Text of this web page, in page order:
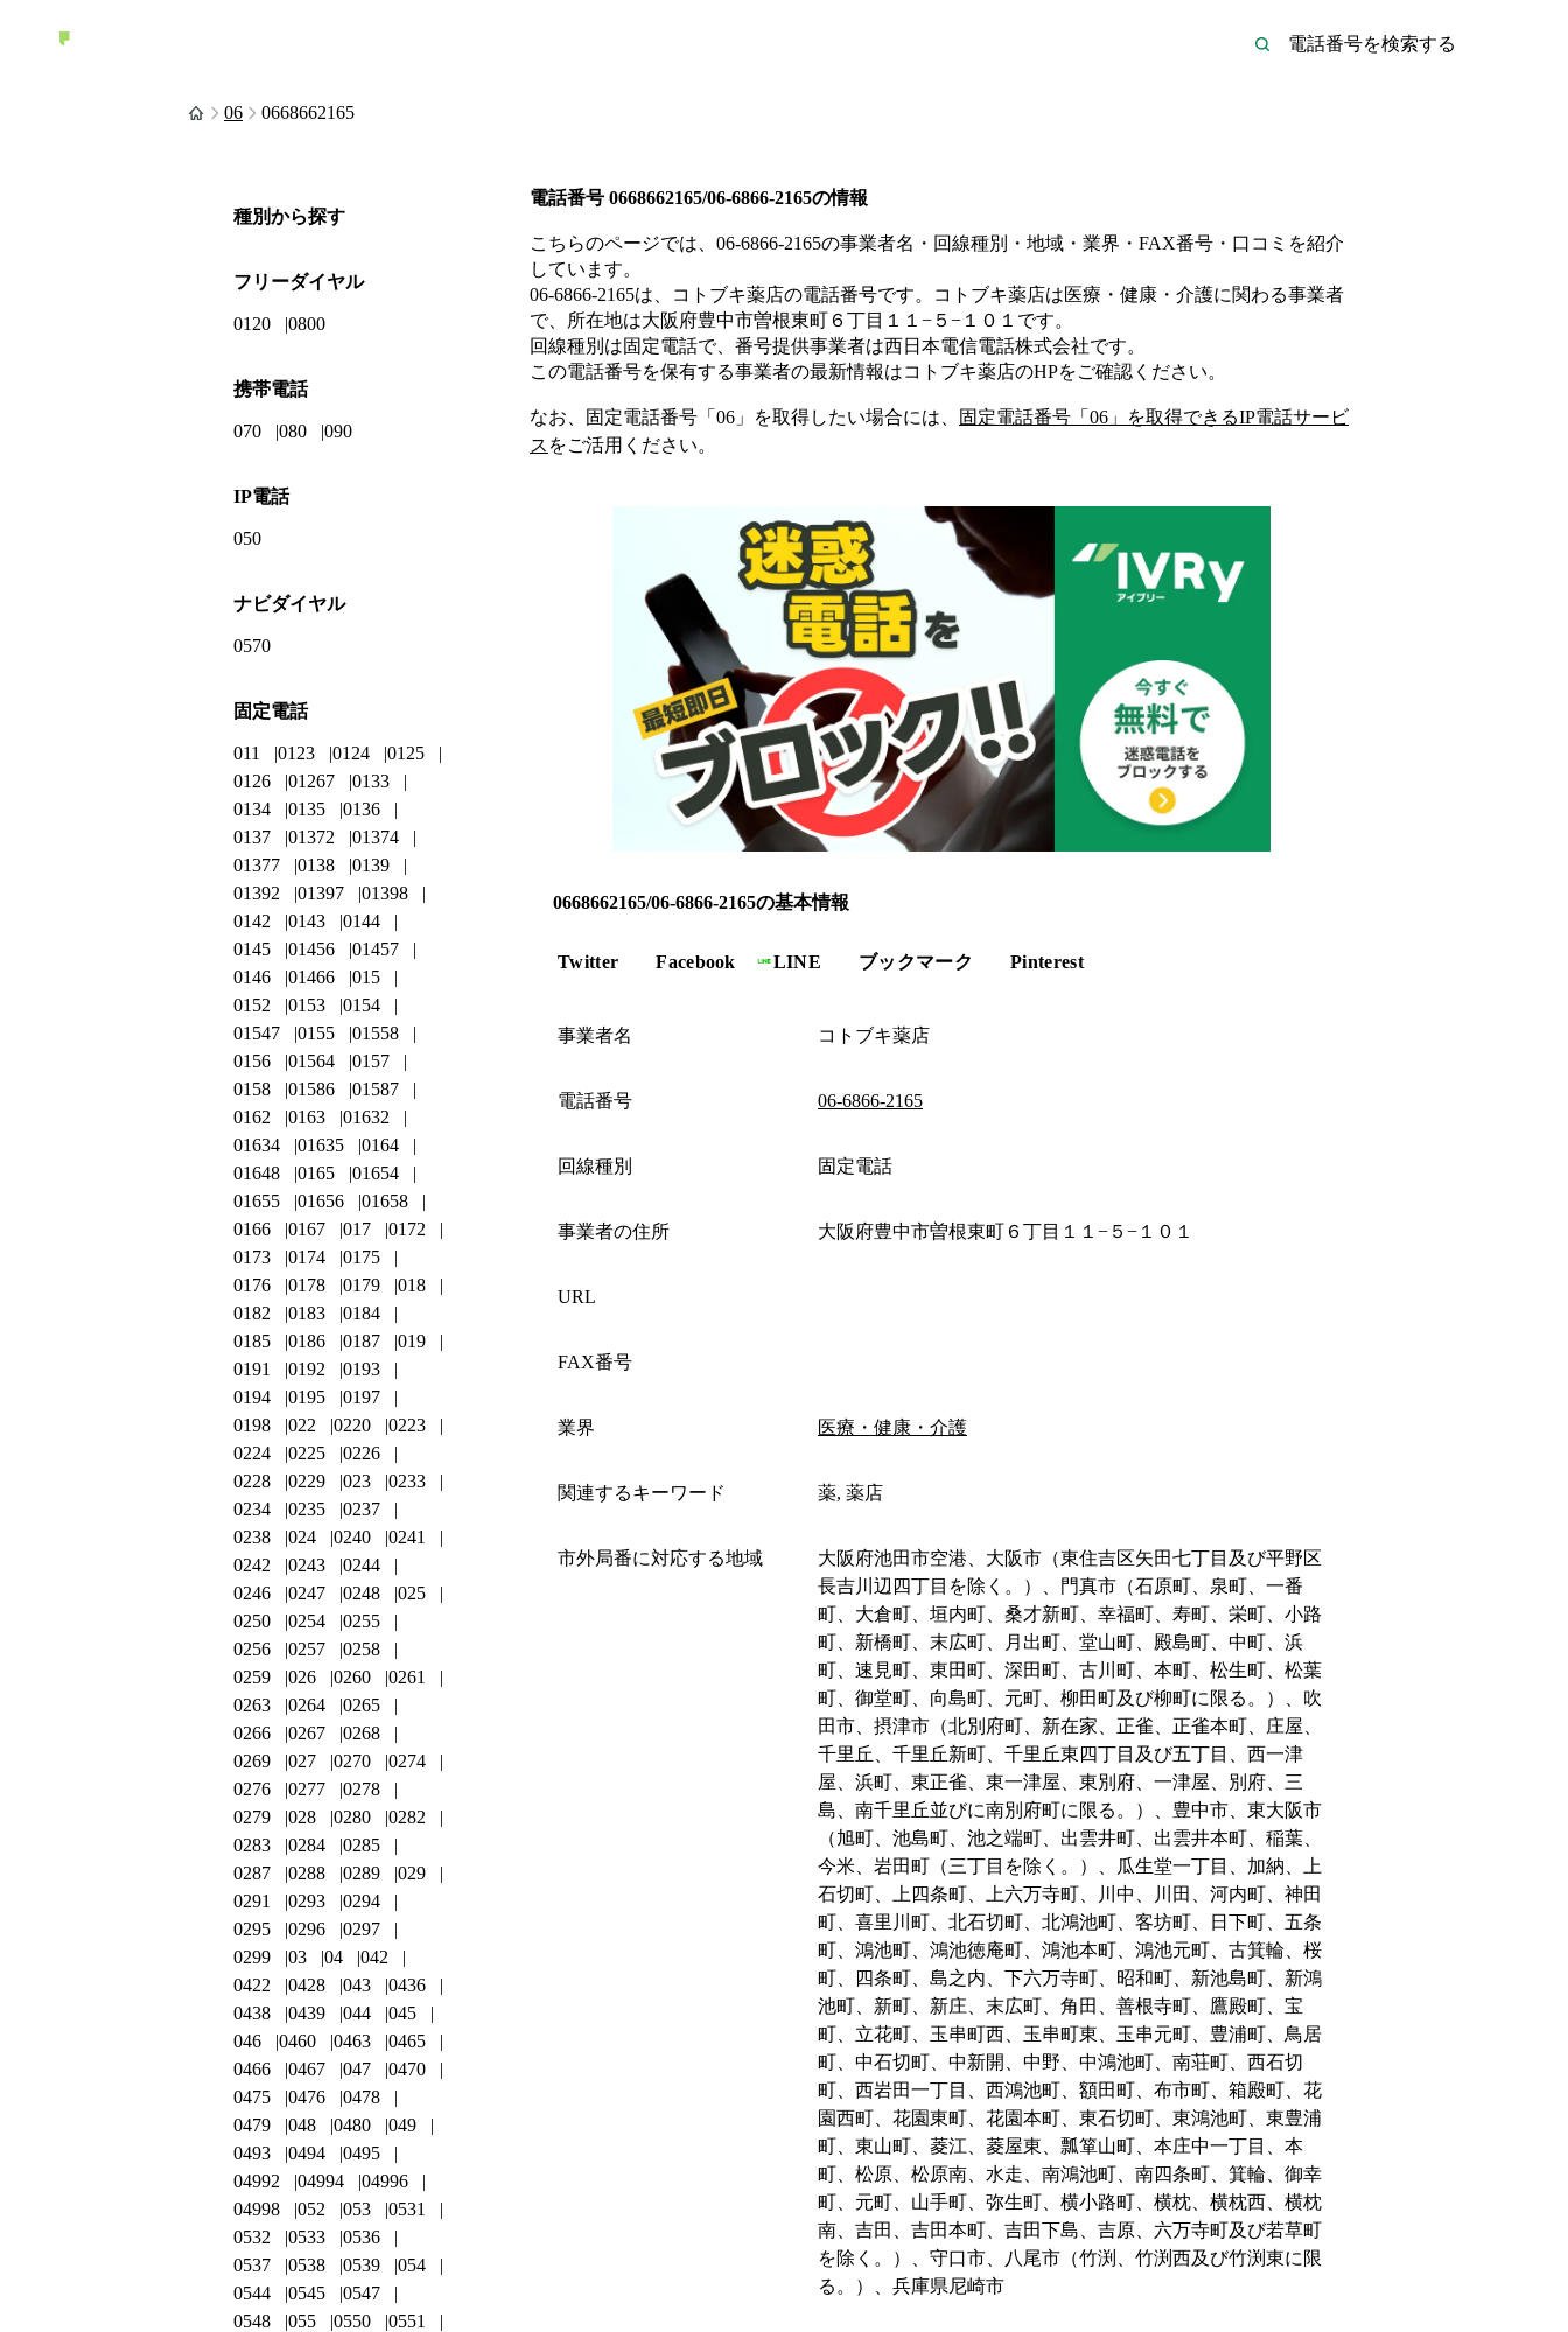
06 0668662165
電話番号 0668662165/06-6866-2165の情報
こちらのページでは、 06-6866-2165の事業者名・回線種別・地域・業界・FAX番号・口コミを紹介
しています。
06-6866-2165は、 コトブキ薬店の電話番号です。 コトブキ薬店は医療・健康・介護に関わる事業者
で、所在地は大阪府豊中市曽根東町６丁目１１−５−１０１ です。
回線種別は固定電話で、番号提供事業者は西日本電信電話株式会社です。
この電話番号を保有する事業者の最新情報はコトブキ薬店のHPをご確認ください。
なお、固定電話番号「 06 」を取得したい場合には、 固定電話番号「 06 」を取得できるIP電話サービ
ス をご活用ください。
0668662165/06-6866-2165の基本情報
Twitter Facebook LINE ブックマーク Pinterest
事業者名 コトブキ薬店
電話番号 06-6866-2165
回線種別 固定電話
事業者の住所 大阪府豊中市曽根東町６丁目１１−５−１０１
URL
FAX番号
業界 医療・健康・介護
関連するキーワード 薬, 薬店
市外局番に対応する地域
大阪府池田市空港、大阪市（東住吉区矢田七丁目及び平野区
長吉川辺四丁目を除く。）、門真市（石原町、泉町、一番
町、大倉町、垣内町、桑才新町、幸福町、寿町、栄町、小路
町、新橋町、末広町、月出町、堂山町、殿島町、中町、浜
町、速見町、東田町、深田町、古川町、本町、松生町、松葉
町、御堂町、向島町、元町、柳田町及び柳町に限る。）、吹
田市、摂津市（北別府町、新在家、正雀、正雀本町、庄屋、
千里丘、千里丘新町、千里丘東四丁目及び五丁目、西一津
屋、浜町、東正雀、東一津屋、東別府、一津屋、別府、三
島、南千里丘並びに南別府町に限る。）、豊中市、東大阪市
（旭町、池島町、池之端町、出雲井町、出雲井本町、稲葉、
今米、岩田町（三丁目を除く。）、瓜生堂一丁目、加納、上
石切町、上四条町、上六万寺町、川中、川田、河内町、神田
町、喜里川町、北石切町、北鴻池町、客坊町、日下町、五条
町、鴻池町、鴻池徳庵町、鴻池本町、鴻池元町、古箕輪、桜
町、四条町、島之内、下六万寺町、昭和町、新池島町、新鴻
池町、新町、新庄、末広町、角田、善根寺町、鷹殿町、宝
町、立花町、玉串町西、玉串町東、玉串元町、豊浦町、鳥居
町、中石切町、中新開、中野、中鴻池町、南荘町、西石切
町、西岩田一丁目、西鴻池町、額田町、布市町、箱殿町、花
園西町、花園東町、花園本町、東石切町、東鴻池町、東豊浦
町、東山町、菱江、菱屋東、瓢箪山町、本庄中一丁目、本
町、松原、松原南、水走、南鴻池町、南四条町、箕輪、御幸
町、元町、山手町、弥生町、横小路町、横枕、横枕西、横枕
南、吉田、吉田本町、吉田下島、吉原、六万寺町及び若草町
を除く。）、守口市、八尾市（竹渕、竹渕西及び竹渕東に限
る。）、兵庫県尼崎市
種別から探す
フリーダイヤル
0120 0800
携帯電話
070 080 090
IP電話
050
ナビダイヤル
0570
固定電話
011 0123 0124
0125
0126
01267
0133
0134
0135
0136
0137
01372
01374
01377
0138
0139
01392
01397
01398
0142
0143
0144
0145
01456
01457
0146
01466
015
0152
0153
0154
01547
0155
01558
0156
01564
0157
0158
01586
01587
0162
0163
01632
01634
01635
0164
01648
0165
01654
01655
01656
01658
0166
0167 017
0172
0173
0174
0175
0176
0178 0179
018
0182
0183
0184
0185
0186 0187
019
0191
0192
0193
0194
0195
0197
0198
022 0220
0223
0224
0225
0226
0228
0229 023
0233
0234
0235
0237
0238
024 0240
0241
0242
0243
0244
0246
0247 0248
025
0250
0254
0255
0256
0257
0258
0259
026 0260
0261
0263
0264
0265
0266
0267
0268
0269
027 0270
0274
0276
0277
0278
0279
028 0280
0282
0283
0284
0285
0287
0288 0289
029
0291
0293
0294
0295
0296
0297
0299
03 04
042
0422
0428 043
0436
0438
0439 044
045
046
0460 0463
0465
0466
0467 047
0470
0475
0476
0478
0479
048 0480
049
0493
0494
0495
04992
04994
04996
04998
052 053
0531
0532
0533
0536
0537
0538 0539
054
0544
0545
0547
0548
055 0550
0551